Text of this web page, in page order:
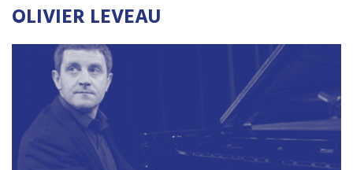
OLIVIER LEVEAU